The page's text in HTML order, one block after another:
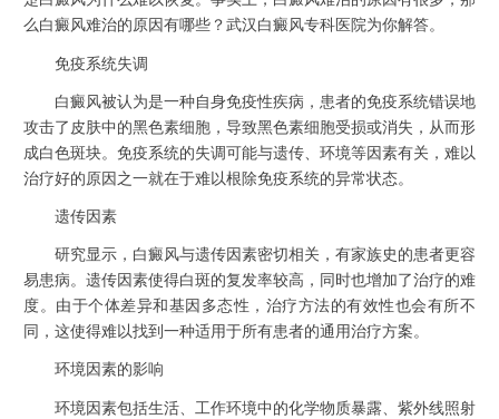
么白癜风难治的原因有哪些？武汉白癜风专科医院为你解答。
免疫系统失调
白癜风被认为是一种自身免疫性疾病，患者的免疫系统错误地
攻击了皮肤中的黑色素细胞，导致黑色素细胞受损或消失，从而形
成白色斑块。免疫系统的失调可能与遗传、环境等因素有关，难以
治疗好的原因之一就在于难以根除免疫系统的异常状态。
遗传因素
研究显示，白癜风与遗传因素密切相关，有家族史的患者更容
易患病。遗传因素使得白斑的复发率较高，同时也增加了治疗的难
度。由于个体差异和基因多态性，治疗方法的有效性也会有所不
同，这使得难以找到一种适用于所有患者的通用治疗方案。
环境因素的影响
环境因素包括生活、工作环境中的化学物质暴露、紫外线照射